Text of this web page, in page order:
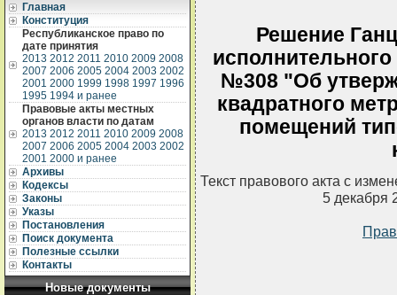
Главная
Конституция
Республиканское право по
дате принятия
2013 2012 2011 2010 2009 2008
2007 2006 2005 2004 2003 2002
2001 2000 1999 1998 1997 1996
1995 1994 и ранее
Правовые акты местных
органов власти по датам
2013 2012 2011 2010 2009 2008
2007 2006 2005 2004 2003 2002
2001 2000 и ранее
Архивы
Кодексы
Законы
Указы
Постановления
Поиск документа
Полезные ссылки
Контакты
Новые документы
Решение
исполнительного
№308 "Об
квадратного
помещений
Текст правового акта с
5 декабря